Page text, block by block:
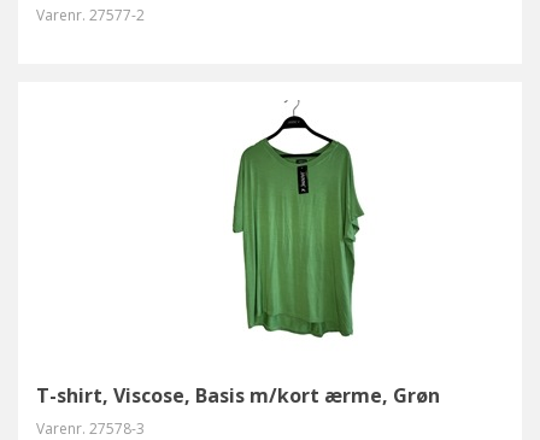
Varenr. 27577-2
T-shirt, Viscose, Basis m/kort ærme, Grøn
Varenr. 27578-3